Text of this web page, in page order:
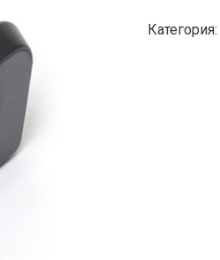
Категория: